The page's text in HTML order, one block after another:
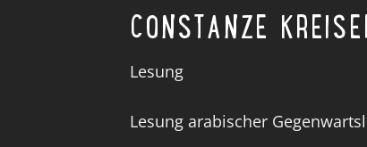
CONSTANZE
Lesung
Lesung arabischer